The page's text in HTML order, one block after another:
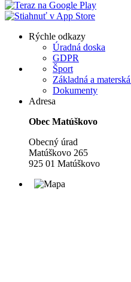
Rýchle odkazy
Úradná doska
GDPR
Šport
Základná a
Dokumenty
Adresa
Obec Matúškovo
Obecný úrad
Matúškovo 265
925 01 Matúškovo